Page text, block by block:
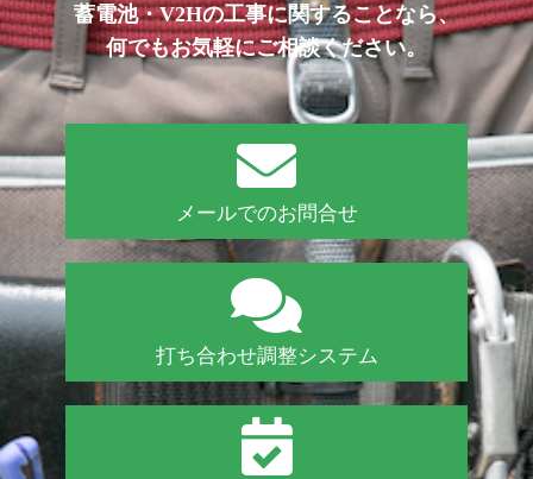
蓄電池・V2Hの工事に関することなら、
何でもお気軽にご相談ください。
メールでのお問合せ
打ち合わせ調整システム